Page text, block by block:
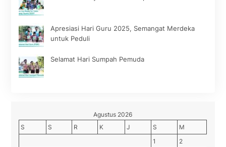
Apresiasi Hari Guru 2025, Semangat Merdeka
untuk Peduli
Selamat Hari Sumpah Pemuda
Agustus 2026
S
S R K J S
M
1
2